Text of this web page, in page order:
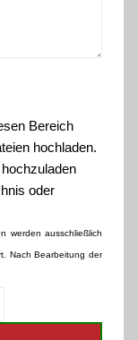
Bereich
hochladen.
oder
werden ausschließlich
Nach Bearbeitung der